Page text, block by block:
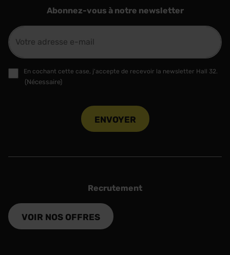
Abonnez-vous à notre newsletter
E-
mail
(Nécessaire)
RGPD
(Nécessaire)
En cochant cette case, j'accepte de recevoir la newsletter Hall 32.
(Nécessaire)
Recrutement
VOIR NOS OFFRES